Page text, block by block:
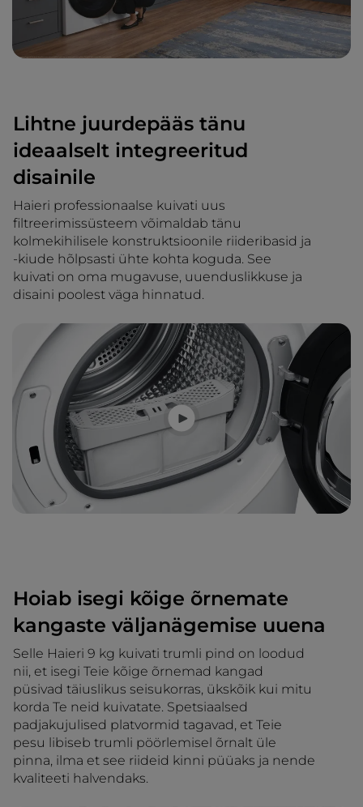
Lihtne juurdepääs tänu
ideaalselt integreeritud
disainile
Haieri professionaalse kuivati uus
filtreerimissüsteem võimaldab tänu
kolmekihilisele konstruktsioonile riideribasid ja
-kiude hõlpsasti ühte kohta koguda. See
kuivati on oma mugavuse, uuenduslikkuse ja
disaini poolest väga hinnatud.
Hoiab isegi kõige õrnemate
kangaste väljanägemise uuena
Selle Haieri 9 kg kuivati trumli pind on loodud
nii, et isegi Teie kõige õrnemad kangad
püsivad täiuslikus seisukorras, ükskõik kui mitu
korda Te neid kuivatate. Spetsiaalsed
padjakujulised platvormid tagavad, et Teie
pesu libiseb trumli pöörlemisel õrnalt üle
pinna, ilma et see riideid kinni püüaks ja nende
kvaliteeti halvendaks.